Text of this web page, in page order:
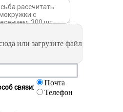
или загрузите файл
связи:
Почта
Телефон